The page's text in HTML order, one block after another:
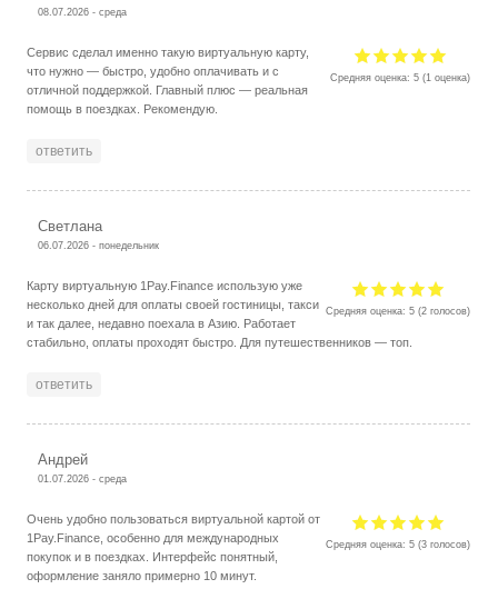
08.07.2026 - среда
Средняя оценка:5 (1 оценка)
Сервис сделал именно такую виртуальную карту,
что нужно — быстро, удобно оплачивать и с
отличной поддержкой. Главный плюс — реальная
помощь в поездках. Рекомендую.
ответить
Светлана
06.07.2026 - понедельник
Средняя оценка:5 (2 голосов)
Карту виртуальную 1Pay.Finance использую уже
несколько дней для оплаты своей гостиницы, такси
и так далее, недавно поехала в Азию. Работает
стабильно, оплаты проходят быстро. Для путешественников — топ.
ответить
Андрей
01.07.2026 - среда
Средняя оценка:5 (3 голосов)
Очень удобно пользоваться виртуальной картой от
1Pay.Finance, особенно для международных
покупок и в поездках. Интерфейс понятный,
оформление заняло примерно 10 минут.